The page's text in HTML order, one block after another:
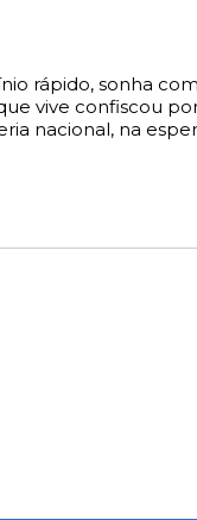
rápido, sonha
vive confiscou
nacional, na